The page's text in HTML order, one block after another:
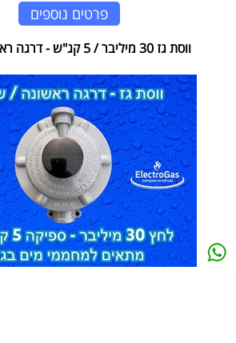
פרטים נוספים
ווסת גז 30 מיליבר / 5 קג"ש - דרגה ראשונה / שניה